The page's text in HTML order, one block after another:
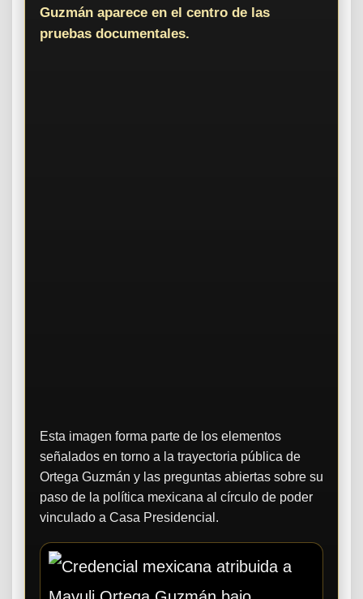
Guzmán aparece en el centro de las
pruebas documentales.
Esta imagen forma parte de los elementos
señalados en torno a la trayectoria pública de
Ortega Guzmán y las preguntas abiertas sobre su
paso de la política mexicana al círculo de poder
vinculado a Casa Presidencial.